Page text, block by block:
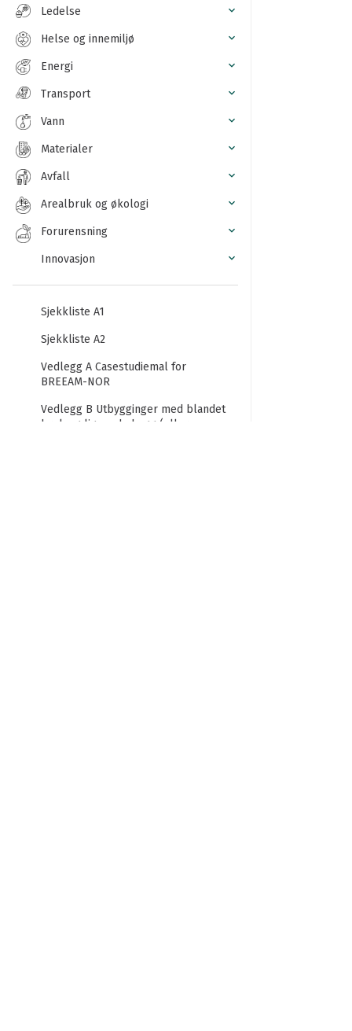
Ledelse
Helse og innemiljø
Energi
Transport
Vann
Materialer
Avfall
Arealbruk og økologi
Forurensning
Innovasjon
Sjekkliste A1
Sjekkliste A2
Vedlegg A Casestudiemal for
BREEAM-NOR
Vedlegg B Utbygginger med blandet
bruk og lignende bygg (eller